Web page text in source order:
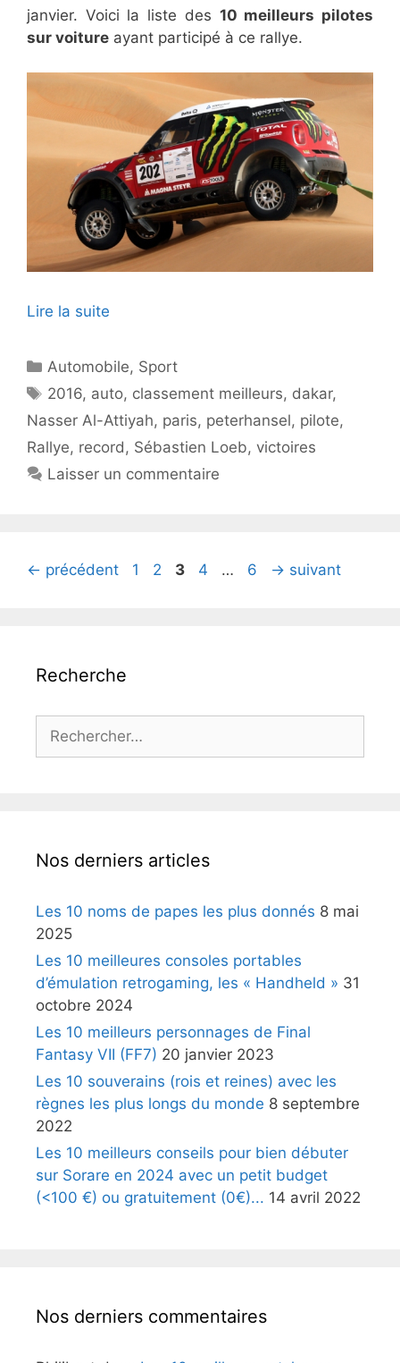
janvier. Voici la liste des 10 meilleurs pilotes
sur voiture ayant participé à ce rallye.
Lire la suite
Catégories
Automobile, Sport
Étiquettes
2016, auto, classement meilleurs, dakar,
Nasser Al-Attiyah, paris, peterhansel, pilote,
Rallye, record, Sébastien Loeb, victoires
Laisser un commentaire
← précédent Page
1 Page
2 Page
3 Page
4 … Page
6 → suivant
Recherche
Rechercher :
Nos derniers articles
Les 10 noms de papes les plus donnés 8 mai
2025
Les 10 meilleures consoles portables
d’émulation retrogaming, les « Handheld » 31
octobre 2024
Les 10 meilleurs personnages de Final
Fantasy VII (FF7) 20 janvier 2023
Les 10 souverains (rois et reines) avec les
règnes les plus longs du monde 8 septembre
2022
Les 10 meilleurs conseils pour bien débuter
sur Sorare en 2024 avec un petit budget
(<100 €) ou gratuitement (0€)... 14 avril 2022
Nos derniers commentaires